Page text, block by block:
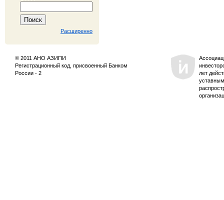
Расширенно
© 2011 АНО АЗИПИ
Регистрационный код, присвоенный Банком
России - 2
лет